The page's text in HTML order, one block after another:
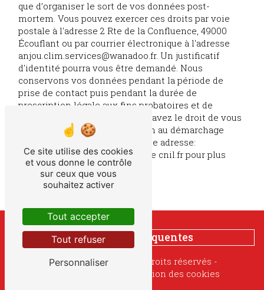
que d’organiser le sort de vos données post-
mortem. Vous pouvez exercer ces droits par voie
postale à l'adresse 2 Rte de la Confluence, 49000
Écouflant ou par courrier électronique à l'adresse
anjou.clim.services@wanadoo.fr. Un justificatif
d'identité pourra vous être demandé. Nous
conservons vos données pendant la période de
prise de contact puis pendant la durée de
prescription légale aux fins probatoires et de
gestion des contentieux. Vous avez le droit de vous
inscrire sur la liste d'opposition au démarchage
téléphonique, disponible à cette adresse:
Bloctel.gouv.fr. Consultez le site cnil.fr pour plus
d’informations sur vos droits.
Recherches fréquentes
©Vistalid- 2026 - Tous droits réservés -
Gestion des cookies
Ce site utilise des cookies
et vous donne le contrôle
sur ceux que vous
souhaitez activer
Tout accepter
Tout refuser
Personnaliser